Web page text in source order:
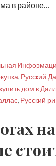
в районе…
, Русский
дом в
, Русский